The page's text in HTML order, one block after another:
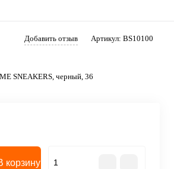
Добавить отзыв Артикул: BS10100
SNEAKERS, черный, 36
корзину